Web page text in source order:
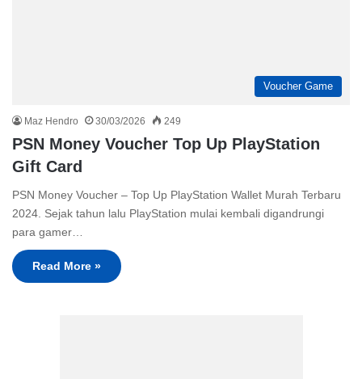
Voucher Game
Maz Hendro 30/03/2026 249
PSN Money Voucher Top Up PlayStation
Gift Card
PSN Money Voucher – Top Up PlayStation Wallet Murah Terbaru
2024. Sejak tahun lalu PlayStation mulai kembali digandrungi
para gamer…
Read More »